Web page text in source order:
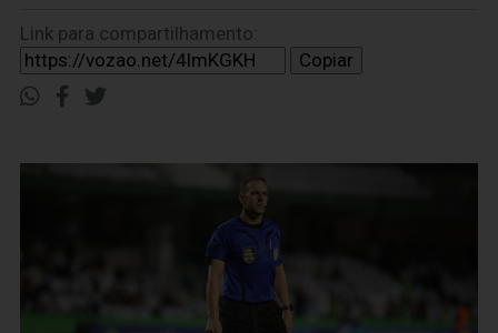
Link para compartilhamento:
Copiar